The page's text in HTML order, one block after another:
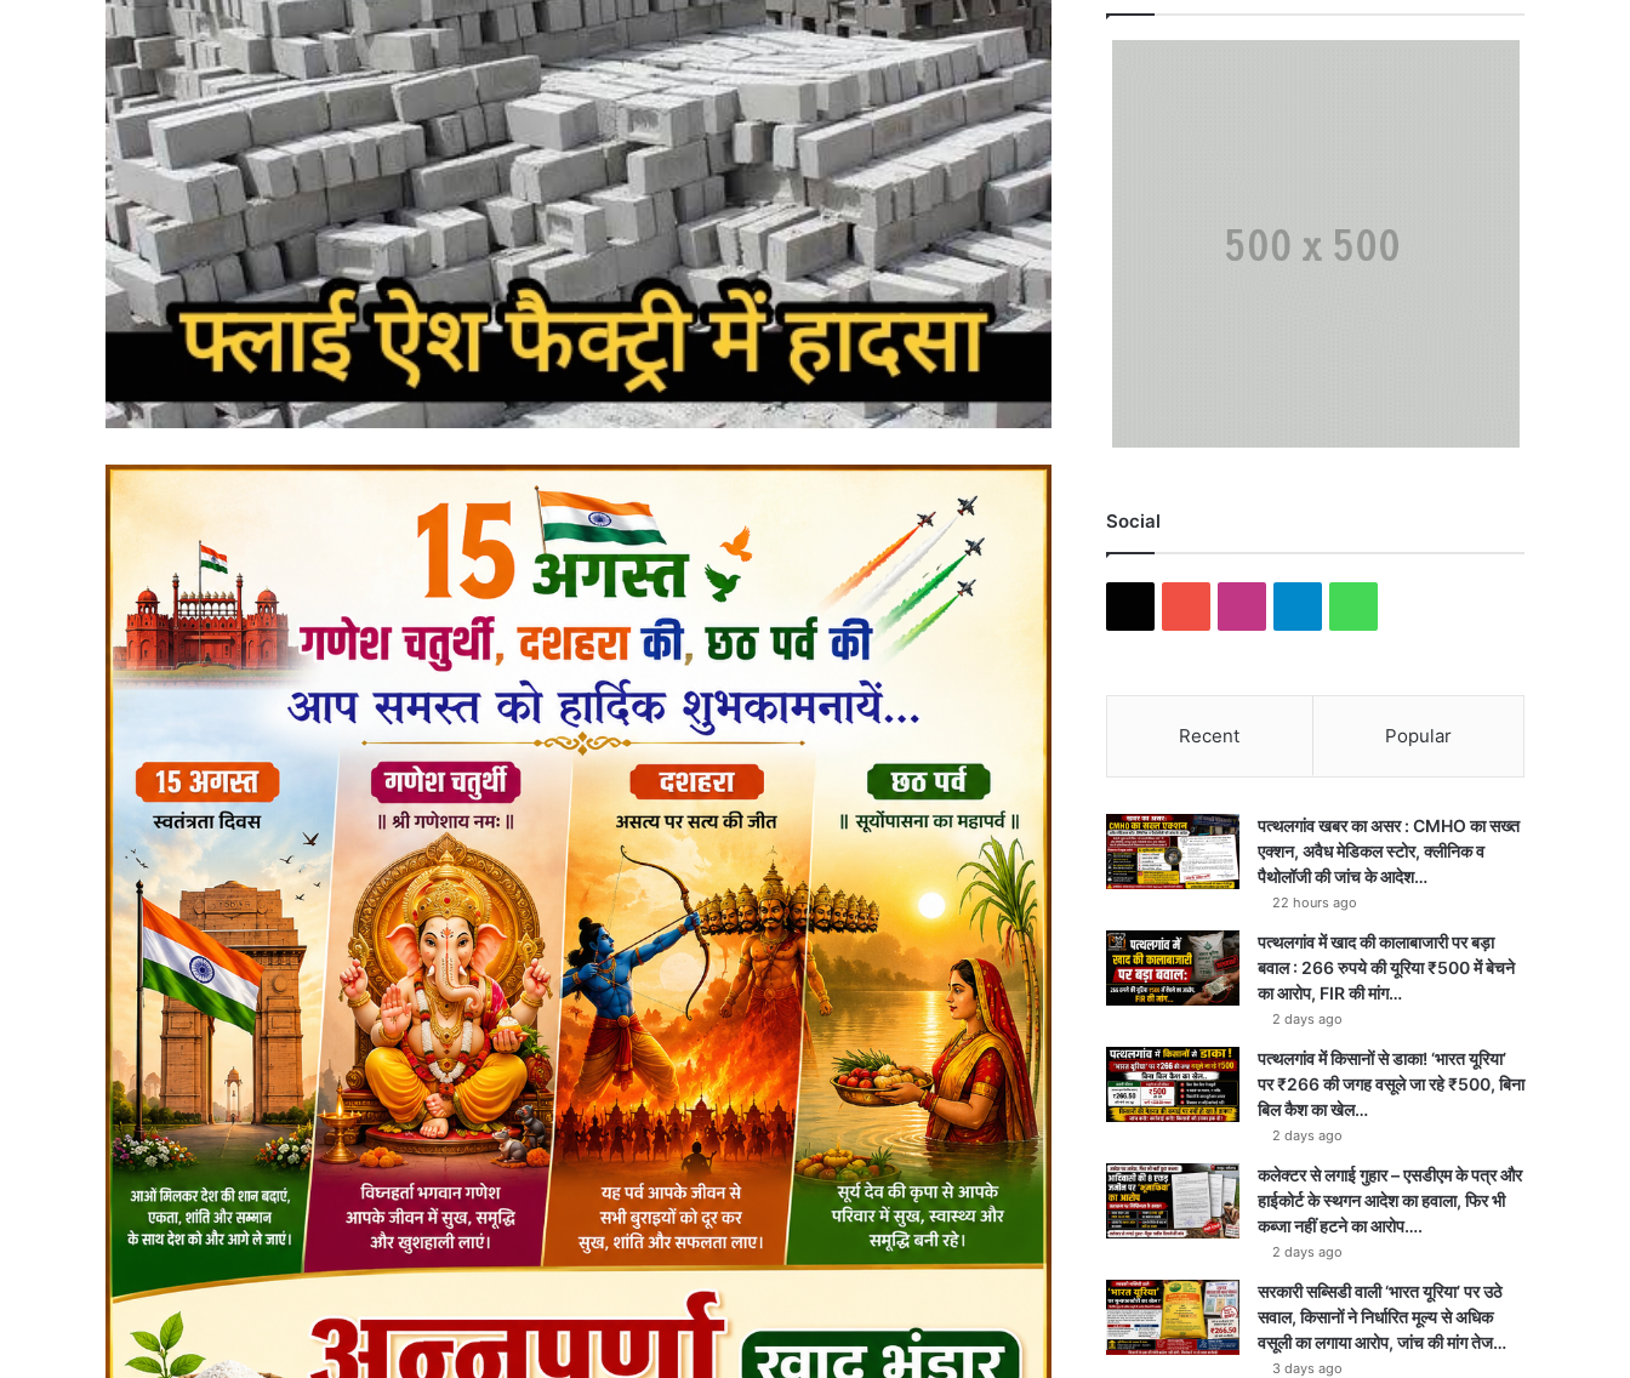
Social
u
T
b
e
s
g
a
m
l
r
a
m
a
A
p
Recent Popular
पत्थलगांव खबर का असर : CMHO का सख्त
एक्शन, अवैध मेडिकल स्टोर, क्लीनिक व
पैथोलॉजी की जांच के आदेश…
22 hours ago
पत्थलगांव में खाद की कालाबाजारी पर बड़ा
बवाल : 266 रुपये की यूरिया ₹500 में बेचने
का आरोप, FIR की मांग…
2 days ago
पत्थलगांव में किसानों से डाका! ‘भारत यूरिया’
पर ₹266 की जगह वसूले जा रहे ₹500, बिना
बिल कैश का खेल…
2 days ago
कलेक्टर से लगाई गुहार – एसडीएम के पत्र और
हाईकोर्ट के स्थगन आदेश का हवाला, फिर भी
कब्जा नहीं हटने का आरोप….
2 days ago
सरकारी सब्सिडी वाली ‘भारत यूरिया’ पर उठे
सवाल, किसानों ने निर्धारित मूल्य से अधिक
वसूली का लगाया आरोप, जांच की मांग तेज…
3 days ago